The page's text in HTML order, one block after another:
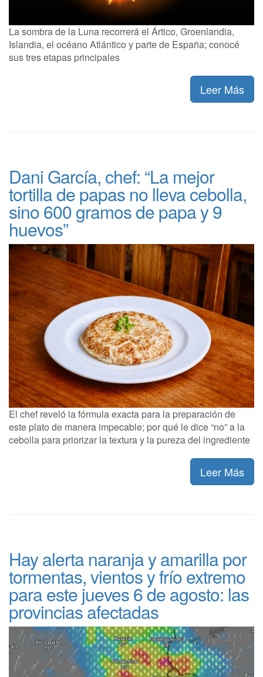
La sombra de la Luna recorrerá el Ártico, Groenlandia,
Islandia, el océano Atlántico y parte de España; conocé
sus tres etapas principales
Leer Más
Dani García, chef: “La mejor
tortilla de papas no lleva cebolla,
sino 600 gramos de papa y 9
huevos”
El chef reveló la fórmula exacta para la preparación de
este plato de manera impecable; por qué le dice “no” a la
cebolla para priorizar la textura y la pureza del ingrediente
Leer Más
Hay alerta naranja y amarilla por
tormentas, vientos y frío extremo
para este jueves 6 de agosto: las
provincias afectadas